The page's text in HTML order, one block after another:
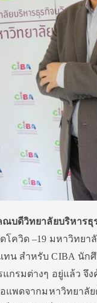
ณบดีวิทยาลัยบริหารธุ
โควิด–19 มหาวิทยา
ทน สำหรับCIBA นัก
แกรมต่างๆ อยู่แล้ว จึ
แพดจากมหาวิทยาลัย